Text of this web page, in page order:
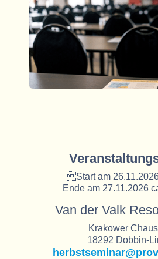
Start am
Ende am 27.11.2026
Van der Valk
Krakower
18292 Dobbin-